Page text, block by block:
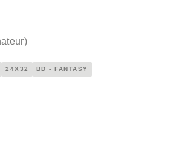
)
24X32 BD - FANTASY